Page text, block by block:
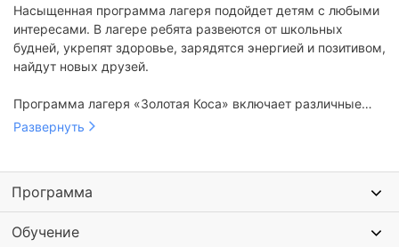
Насыщенная программа лагеря подойдет детям с любыми
интересами. В лагере ребята развеются от школьных
будней, укрепят здоровье, зарядятся энергией и позитивом,
найдут новых друзей.
Программа лагеря «Золотая Коса» включает различные
виды активности. Организуется пляжный отдых с
викторинах и творческих конкурсах, проходят турниры по
настольным играм.
Развернуть
Программа
Обучение